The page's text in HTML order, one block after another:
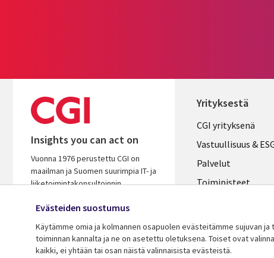
Insights you can act on
Vuonna 1976 perustettu CGI on
maailman ja Suomen suurimpia IT- ja
liiketoimintakonsultoinnin
osaavana kumppanina autamme
menestyksen.
Yrityksestä
Useful
links
FINLAND
CGI yrityksenä
Vastuullisuus &
Palvelut
Toimipisteet
Ura CGI:llä
Evästeiden suostumus
Käytämme omia ja kolmannen osapuolen evästeitämme sujuvan
toiminnan kannalta ja ne on asetettu oletuksena. Toiset ovat
kaikki, ei yhtään tai osan näistä valinnaisista evästeistä.